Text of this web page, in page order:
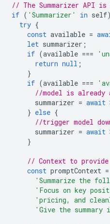
// The Summarizer API
if ( 'Summarizer' in self)
try {
const available =
let summarizer ;
if (available ===
return null ;
}
if (available ===
//model is already
summarizer = await
} else {
//trigger model
summarizer = await
}
// Context to provide
const promptContext =
'Summarize the
'Focus on key
'pricing, and
'Give the